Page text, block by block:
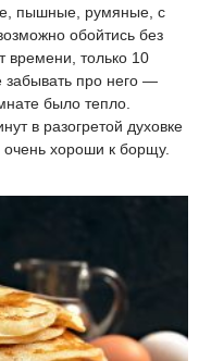
пышные, румяные, с
обойтись без
времени, только 10
забывать про него —
было тепло.
в разогретой духовке
очень хороши к борщу.